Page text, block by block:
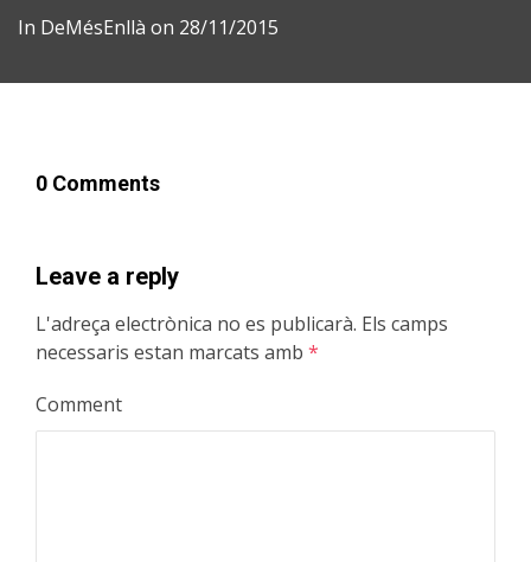
In DeMésEnllà on 28/11/2015
0 Comments
Leave a reply
L'adreça electrònica no es publicarà. Els camps
necessaris estan marcats amb *
Comment